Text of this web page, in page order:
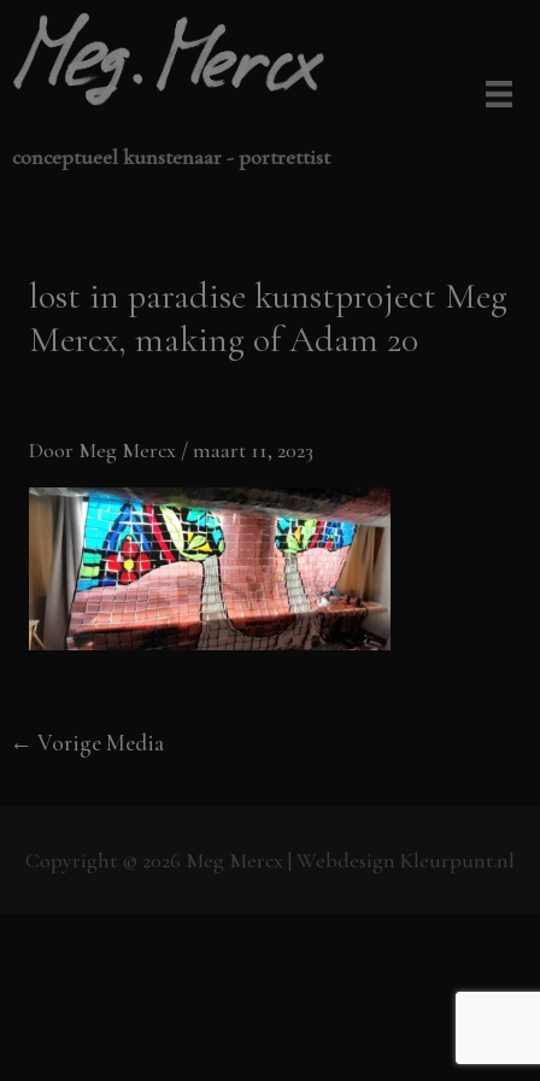
naar
de
conceptueel kunstenaar - portrettist
lost in paradise kunstproject Meg
Mercx, making of Adam 20
Door Meg Mercx / maart 11, 2023
← Vorige Media
Copyright © 2026 Meg Mercx | Webdesign Kleurpunt.nl